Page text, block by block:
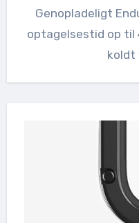
Genopladeligt
optagelsestid op til
koldt